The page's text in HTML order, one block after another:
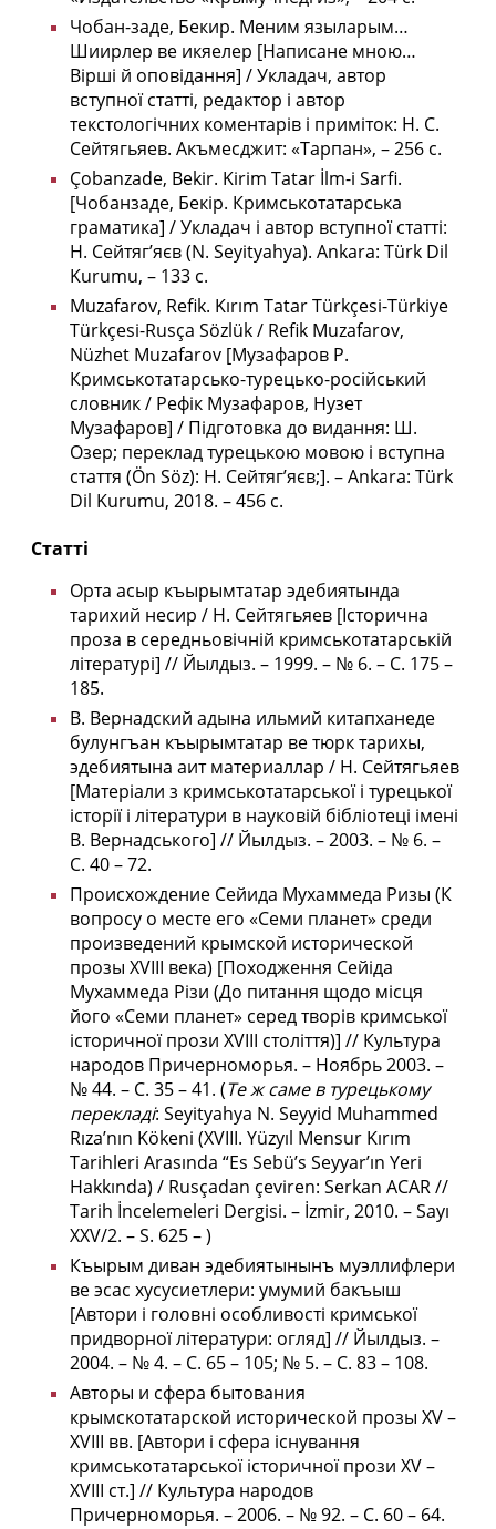
Чобан-заде, Бекир. Меним языларым…
Шиирлер ве икяелер [Написане мною…
Вірші й оповідання] / Укладач, автор
вступної статті, редактор і автор
текстологічних коментарів і приміток: Н. С.
Сейтягьяев. Акъмесджит: «Тарпан», – 256 с.
Çobanzade, Bekir. Kirim Tatar İlm-i Sarfi.
[Чобанзаде, Бекір. Кримськотатарська
граматика] / Укладач і автор вступної статті:
Н. Сейтягʼяєв (N. Seyityahya). Ankara: Türk Dil
Kurumu, – 133 с.
Muzafarov, Refik. Kırım Tatar Türkçesi-Türkiye
Türkçesi-Rusça Sözlük / Refik Muzafarov,
Nüzhet Muzafarov [Музафаров Р.
Кримськотатарсько-турецько-російський
словник / Рефік Музафаров, Нузет
Музафаров] / Підготовка до видання: Ш.
Озер; переклад турецькою мовою і вступна
стаття (Ön Söz): Н. Сейтяг’яєв;]. – Ankara: Türk
Dil Kurumu, 2018. – 456 с.
Статті
Орта асыр къырымтатар эдебиятында
тарихий несир / Н. Сейтягьяев [Історична
проза в середньовічній кримськотатарській
літературі] // Йылдыз. – 1999. – № 6. – С. 175 –
185.
В. Вернадский адына ильмий китапханеде
булунгъан къырымтатар ве тюрк тарихы,
эдебиятына аит материаллар / Н. Сейтягьяев
[Матеріали з кримськотатарської і турецької
історії і літератури в науковій бібліотеці імені
В. Вернадського] // Йылдыз. – 2003. – № 6. –
С. 40 – 72.
Происхождение Сейида Мухаммеда Ризы (К
вопросу о месте его «Семи планет» среди
произведений крымской исторической
прозы XVIII века) [Походження Сейіда
Мухаммеда Різи (До питання щодо місця
його «Семи планет» серед творів кримської
історичної прози XVIII століття)] // Культура
народов Причерноморья. – Ноябрь 2003. –
№ 44. – С. 35 – 41. (Те ж саме в турецькому
перекладі: Seyityahya N. Seyyid Muhammed
Rıza’nın Kökeni (XVIII. Yüzyıl Mensur Kırım
Tarihleri Arasında “Es Sebü’s Seyyar’ın Yeri
Hakkında) / Rusçadan çeviren: Serkan ACAR //
Tarih İncelemeleri Dergisi. – İzmir, 2010. – Sayı
XXV/2. – S. 625 – )
Къырым диван эдебияты­нынъ муэллифлери
ве эсас хусусиетлери: умумий бакъыш
[Автори і головні особливості кримської
придворної літератури: огляд] // Йылдыз. –
2004. – № 4. – С. 65 – 105; № 5. – С. 83 – 108.
Авторы и сфера бытования
крымскотатарской исторической прозы XV –
XVIII вв. [Автори і сфера існування
кримськотатарської історичної прози XV –
XVIII ст.] // Культура народов
Причерноморья. – 2006. – № 92. – С. 60 – 64.